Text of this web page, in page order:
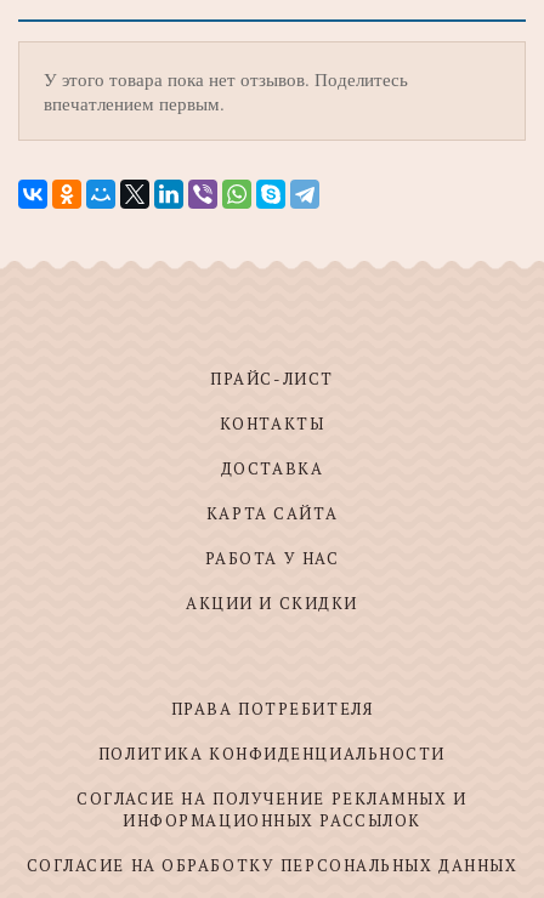
У этого товара пока нет отзывов. Поделитесь
впечатлением первым.
ПРАЙС-ЛИСТ
КОНТАКТЫ
ДОСТАВКА
КАРТА САЙТА
РАБОТА У НАС
АКЦИИ И СКИДКИ
ПРАВА ПОТРЕБИТЕЛЯ
ПОЛИТИКА КОНФИДЕНЦИАЛЬНОСТИ
СОГЛАСИЕ НА ПОЛУЧЕНИЕ РЕКЛАМНЫХ И
ИНФОРМАЦИОННЫХ РАССЫЛОК
СОГЛАСИЕ НА ОБРАБОТКУ ПЕРСОНАЛЬНЫХ ДАННЫХ